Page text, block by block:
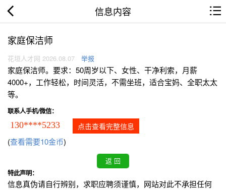
信息内容
家庭保洁师
花垣人才网 2026.08.07 举报
家庭保洁师。要求：50周岁以下、女性、干净利索，月薪
4000+，工作轻松，时间灵活，不需坐班，适合宝妈、全职太太
等。
联系人手机/微信：
130****5233 点击查看完整信息
(查看需要10金币)
特此声明：
信息真伪请自行辨别，求职应聘须谨慎，网站对此不承担任何